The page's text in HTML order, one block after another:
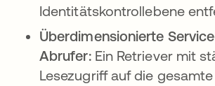
Identitätskontrollebene
Überdimensionierte
Abrufer:Ein Retriever mit
Lesezugriff auf die